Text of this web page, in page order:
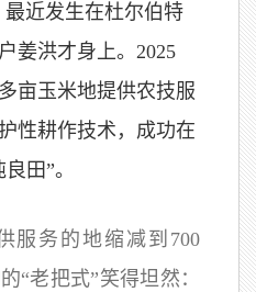
近发生在杜尔伯特
姜洪才身上。2025
亩玉米地提供农技服
性耕作技术，成功在
田”。
务的地缩减到700
“老把式”笑得坦然：